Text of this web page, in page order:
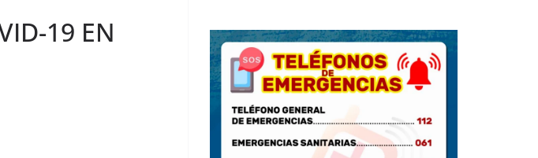
19 EN